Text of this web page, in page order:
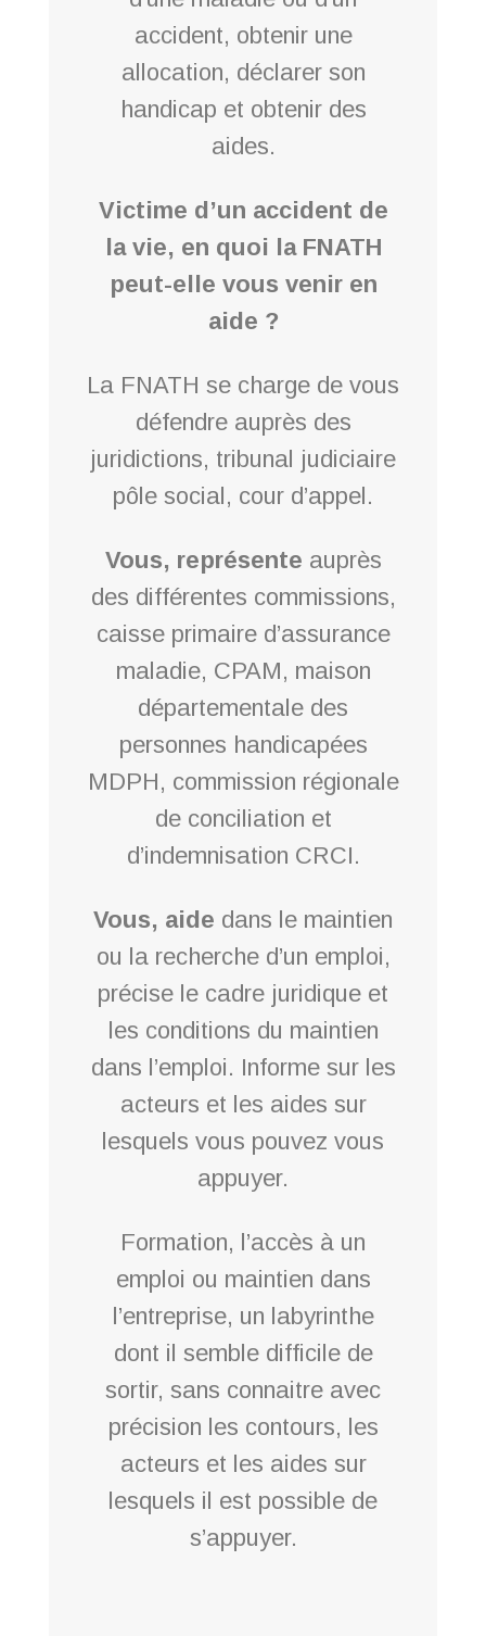
accident, obtenir une
allocation, déclarer son
handicap et obtenir des
aides.
Victime d’un accident de
la vie, en quoi la FNATH
peut-elle vous venir en
aide ?
La FNATH se charge de vous
défendre auprès des
juridictions, tribunal judiciaire
pôle social, cour d’appel.
Vous, représente auprès
des différentes commissions,
caisse primaire d’assurance
maladie, CPAM, maison
départementale des
personnes handicapées
MDPH, commission régionale
de conciliation et
d’indemnisation CRCI.
Vous, aide dans le maintien
ou la recherche d’un emploi,
précise le cadre juridique et
les conditions du maintien
dans l’emploi. Informe sur les
acteurs et les aides sur
lesquels vous pouvez vous
appuyer.
Formation, l’accès à un
emploi ou maintien dans
l’entreprise, un labyrinthe
dont il semble difficile de
sortir, sans connaitre avec
précision les contours, les
acteurs et les aides sur
lesquels il est possible de
s’appuyer.